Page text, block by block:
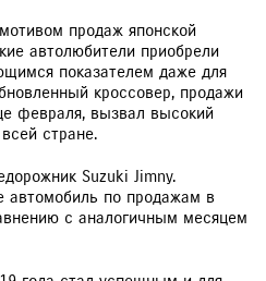
продаж японской
автолюбители приобрели
показателем даже для
кроссовер, продажи
февраля, вызвал высокий
стране.
Suzuki Jimny.
автомобиль по продажам в
с аналогичным месяцем